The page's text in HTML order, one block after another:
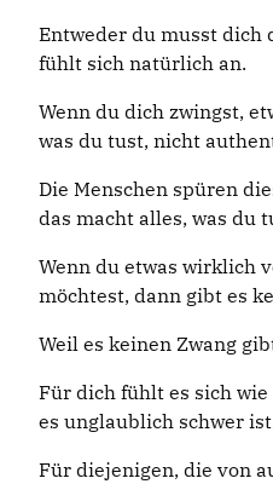
Entweder du musst dich
fühlt sich natürlich an.
Wenn du dich zwingst,
was du tust, nicht
Die Menschen spüren
das macht alles, was du
Wenn du etwas wirklich
möchtest, dann gibt es
Weil es keinen Zwang
Für dich fühlt es sich
es unglaublich schwer
Für diejenigen, die von